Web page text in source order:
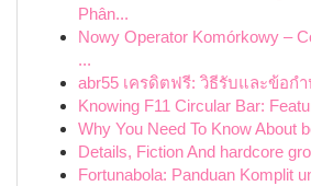
Phân...
Nowy Operator Komórkowy –
...
abr55 เครดิตฟรี: วิธีรับและข้อก
Knowing F11 Circular Bar:
Why You Need To Know About
Details, Fiction And hardcore
Fortunabola: Panduan Komplit